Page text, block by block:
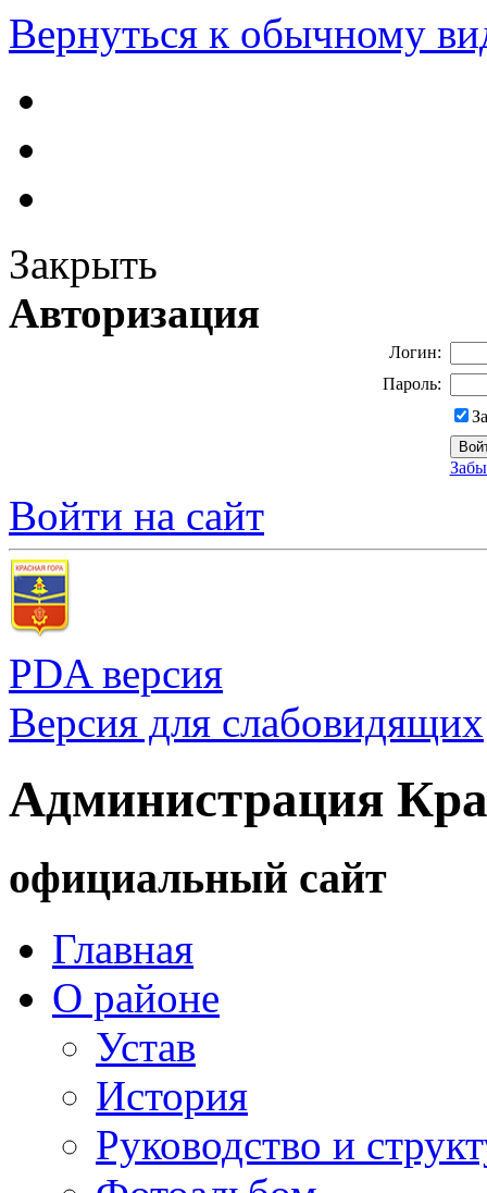
Вернуться к обычному
Закрыть
Авторизация
Логин:
Пароль:
Войти на сайт
PDA версия
Версия для слабовидящих
Администрация
официальный сайт
Главная
О районе
Устав
История
Руководство и